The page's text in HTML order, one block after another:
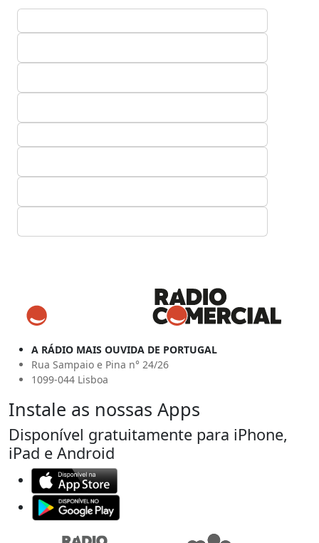
A RÁDIO MAIS OUVIDA DE PORTUGAL
Rua Sampaio e Pina n° 24/26
1099-044 Lisboa
Instale as nossas Apps
Disponível gratuitamente para iPhone,
iPad e Android